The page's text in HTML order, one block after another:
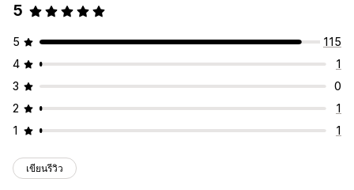
5
5
115
4
1
3
0
2
1
1
1
เขียนรีวิว